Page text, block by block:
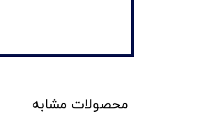
محصولات مشابه